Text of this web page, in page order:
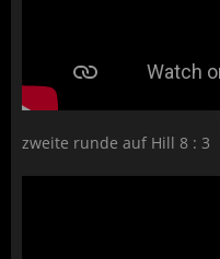
zweite runde auf Hill 8 : 3